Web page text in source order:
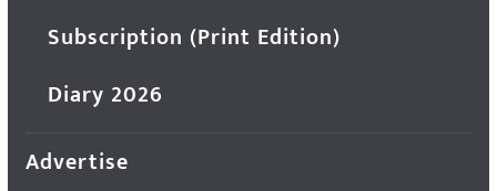
Subscription (Print Edition)
Diary 2026
Advertise